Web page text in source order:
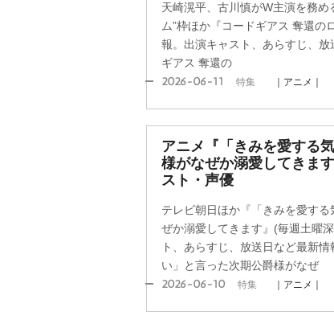
天崎滉平、古川慎がW主演を務
ム”枠ほか『コードギアス 奪還
報。出演キャスト、あらすじ、
ギアス 奪還の
2026-06-11 特集 ｜アニメ｜
アニメ『「きみを愛する
様がなぜか溺愛してきま
スト・声優
テレビ朝日ほか『「きみを愛す
ぜか溺愛してきます』(毎週土曜
ト、あらすじ、放送日など最新
い」と言った次期公爵様がなぜ
2026-06-10 特集 ｜アニメ｜